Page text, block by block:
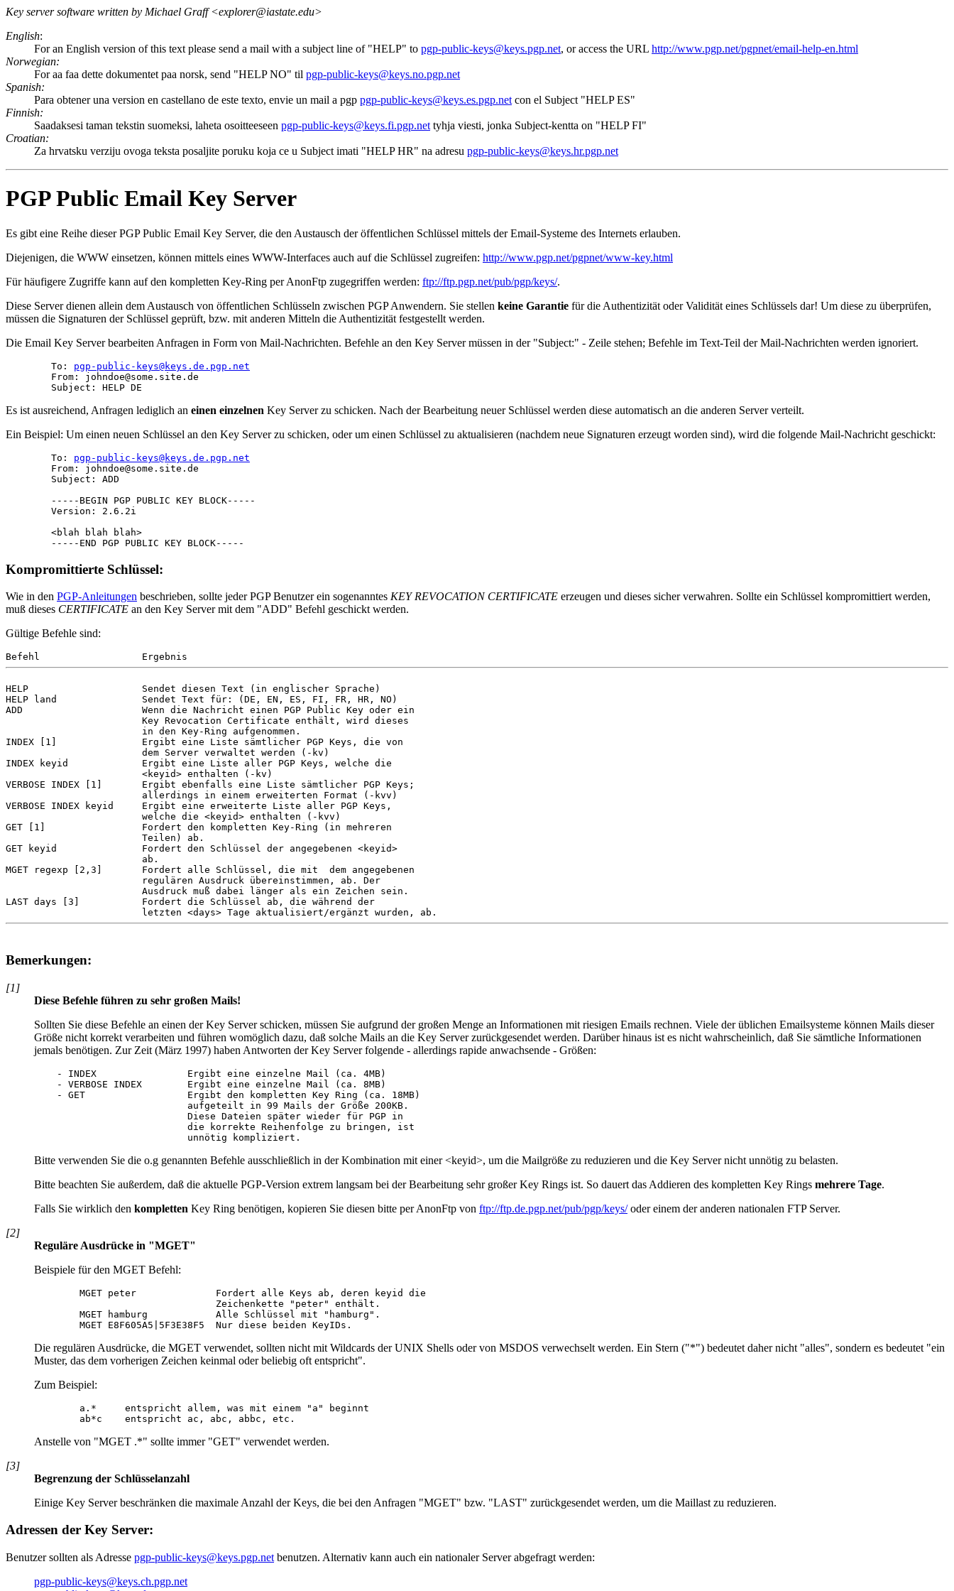
Key server software written by Michael Graff <explorer@iastate.edu>
English:
For an English version of this text please send a mail with a subject line of "HELP" to pgp-public-keys@keys.pgp.net, or access the URL http://www.pgp.net/pgpnet/email-help-en.html
Norwegian:
For aa faa dette dokumentet paa norsk, send "HELP NO" til pgp-public-keys@keys.no.pgp.net
Spanish:
Para obtener una version en castellano de este texto, envie un mail a pgp pgp-public-keys@keys.es.pgp.net con el Subject "HELP ES"
Finnish:
Saadaksesi taman tekstin suomeksi, laheta osoitteeseen pgp-public-keys@keys.fi.pgp.net tyhja viesti, jonka Subject-kentta on "HELP FI"
Croatian:
Za hrvatsku verziju ovoga teksta posaljite poruku koja ce u Subject imati "HELP HR" na adresu pgp-public-keys@keys.hr.pgp.net
PGP Public Email Key Server
Es gibt eine Reihe dieser PGP Public Email Key Server, die den Austausch der öffentlichen Schlüssel mittels der Email-Systeme des Internets erlauben.
Diejenigen, die WWW einsetzen, können mittels eines WWW-Interfaces auch auf die Schlüssel zugreifen: http://www.pgp.net/pgpnet/www-key.html
Für häufigere Zugriffe kann auf den kompletten Key-Ring per AnonFtp zugegriffen werden: ftp://ftp.pgp.net/pub/pgp/keys/.
Diese Server dienen allein dem Austausch von öffentlichen Schlüsseln zwischen PGP Anwendern. Sie stellen keine Garantie für die Authentizität oder Validität eines Schlüssels dar! Um diese zu überprüfen,
müssen die Signaturen der Schlüssel geprüft, bzw. mit anderen Mitteln die Authentizität festgestellt werden.
Die Email Key Server bearbeiten Anfragen in Form von Mail-Nachrichten. Befehle an den Key Server müssen in der "Subject:" - Zeile stehen; Befehle im Text-Teil der Mail-Nachrichten werden ignoriert.
        To:
pgp-public-keys@keys.de.pgp.net
        From: johndoe@some.site.de
Es ist ausreichend, Anfragen lediglich an einen einzelnen Key Server zu schicken. Nach der Bearbeitung neuer Schlüssel werden diese automatisch an die anderen Server verteilt.
Ein Beispiel: Um einen neuen Schlüssel an den Key Server zu schicken, oder um einen Schlüssel zu aktualisieren (nachdem neue Signaturen erzeugt worden sind), wird die folgende Mail-Nachricht geschickt:
        To:
pgp-public-keys@keys.de.pgp.net
        From: johndoe@some.site.de
        Subject: ADD
        -----BEGIN PGP PUBLIC KEY BLOCK-----
        Version: 2.6.2i
        <blah blah blah>
Kompromittierte Schlüssel:
Wie in den PGP-Anleitungen beschrieben, sollte jeder PGP Benutzer ein sogenanntes KEY REVOCATION CERTIFICATE erzeugen und dieses sicher verwahren. Sollte ein Schlüssel kompromittiert werden,
muß dieses CERTIFICATE an den Key Server mit dem "ADD" Befehl geschickt werden.
Gültige Befehle sind:
HELP                    Sendet diesen Text (in englischer Sprache)
HELP land               Sendet Text für: (DE, EN, ES, FI, FR, HR, NO)
ADD                     Wenn die Nachricht einen PGP Public Key oder ein
                        Key Revocation Certificate enthält, wird dieses
                        in den Key-Ring aufgenommen.
INDEX [1]               Ergibt eine Liste sämtlicher PGP Keys, die von
                        dem Server verwaltet werden (-kv)
INDEX keyid             Ergibt eine Liste aller PGP Keys, welche die
                        <keyid> enthalten (-kv)
VERBOSE INDEX [1]       Ergibt ebenfalls eine Liste sämtlicher PGP Keys;
                        allerdings in einem erweiterten Format (-kvv)
VERBOSE INDEX keyid     Ergibt eine erweiterte Liste aller PGP Keys,
                        welche die <keyid> enthalten (-kvv)
GET [1]                 Fordert den kompletten Key-Ring (in mehreren
                        Teilen) ab.
GET keyid               Fordert den Schlüssel der angegebenen <keyid>
                        ab.
MGET regexp [2,3]       Fordert alle Schlüssel, die mit  dem angegebenen
                        regulären Ausdruck übereinstimmen, ab. Der
                        Ausdruck muß dabei länger als ein Zeichen sein.
LAST days [3]           Fordert die Schlüssel ab, die während der
Bemerkungen:
[1]
Diese Befehle führen zu sehr großen Mails!
Sollten Sie diese Befehle an einen der Key Server schicken, müssen Sie aufgrund der großen Menge an Informationen mit riesigen Emails rechnen. Viele der üblichen Emailsysteme können Mails dieser
Größe nicht korrekt verarbeiten und führen womöglich dazu, daß solche Mails an die Key Server zurückgesendet werden. Darüber hinaus ist es nicht wahrscheinlich, daß Sie sämtliche Informationen
jemals benötigen. Zur Zeit (März 1997) haben Antworten der Key Server folgende - allerdings rapide anwachsende - Größen:
    - INDEX                Ergibt eine einzelne Mail (ca. 4MB)
    - VERBOSE INDEX        Ergibt eine einzelne Mail (ca. 8MB)
    - GET                  Ergibt den kompletten Key Ring (ca. 18MB)
                           aufgeteilt in 99 Mails der Größe 200KB.
                           Diese Dateien später wieder für PGP in
                           die korrekte Reihenfolge zu bringen, ist
Bitte verwenden Sie die o.g genannten Befehle ausschließlich in der Kombination mit einer <keyid>, um die Mailgröße zu reduzieren und die Key Server nicht unnötig zu belasten.
Bitte beachten Sie außerdem, daß die aktuelle PGP-Version extrem langsam bei der Bearbeitung sehr großer Key Rings ist. So dauert das Addieren des kompletten Key Rings mehrere Tage.
Falls Sie wirklich den kompletten Key Ring benötigen, kopieren Sie diesen bitte per AnonFtp von ftp://ftp.de.pgp.net/pub/pgp/keys/oder einem der anderen nationalen FTP Server.
[2]
Reguläre Ausdrücke in "MGET"
Beispiele für den MGET Befehl:
        MGET peter              Fordert alle Keys ab, deren keyid die
                                Zeichenkette "peter" enthält.
        MGET hamburg            Alle Schlüssel mit "hamburg".
Die regulären Ausdrücke, die MGET verwendet, sollten nicht mit Wildcards der UNIX Shells oder von MSDOS verwechselt werden. Ein Stern ("*") bedeutet daher nicht "alles", sondern es bedeutet "ein
Muster, das dem vorherigen Zeichen keinmal oder beliebig oft entspricht".
Zum Beispiel:
        a.*     entspricht allem, was mit einem "a" beginnt
Anstelle von "MGET .*" sollte immer "GET" verwendet werden.
[3]
Begrenzung der Schlüsselanzahl
Einige Key Server beschränken die maximale Anzahl der Keys, die bei den Anfragen "MGET" bzw. "LAST" zurückgesendet werden, um die Maillast zu reduzieren.
Adressen der Key Server:
Benutzer sollten als Adresse pgp-public-keys@keys.pgp.net benutzen. Alternativ kann auch ein nationaler Server abgefragt werden:
pgp-public-keys@keys.ch.pgp.net